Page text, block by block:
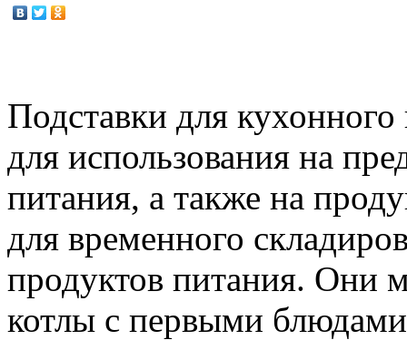
Подставки для
для использования на
питания, а также на
для временного
продуктов питания. Они
котлы с первыми